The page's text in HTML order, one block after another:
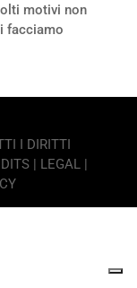
motivi non
facciamo
I DIRITTI
| LEGAL|